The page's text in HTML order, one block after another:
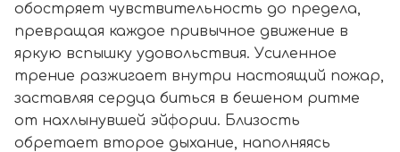
обостряет чувствительность до предела,
превращая каждое привычное движение в
яркую вспышку удовольствия. Усиленное
трение разжигает внутри настоящий пожар,
заставляя сердца биться в бешеном ритме
от нахлынувшей эйфории. Близость
обретает второе дыхание, наполняясь